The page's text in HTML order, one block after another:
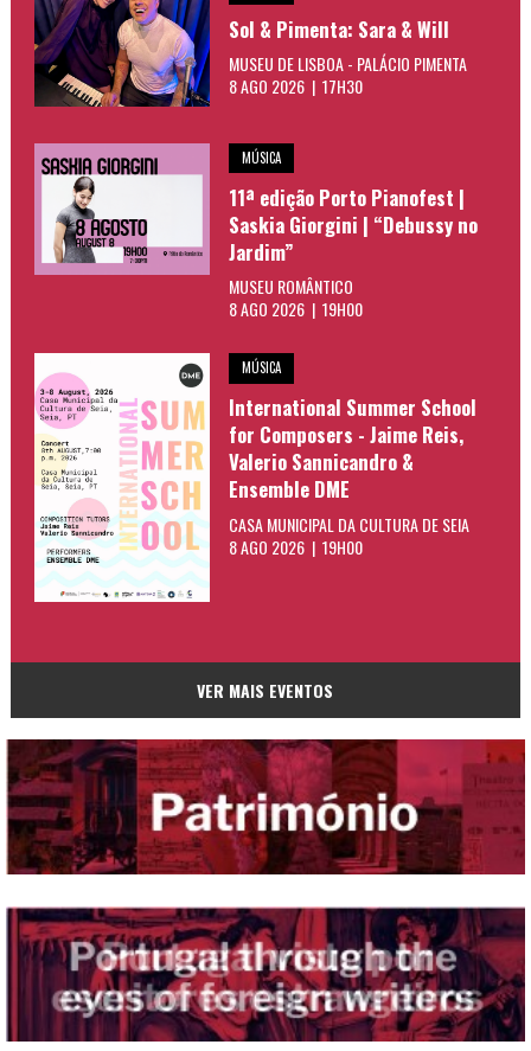
Sol & Pimenta: Sara & Will
MUSEU DE LISBOA - PALÁCIO PIMENTA
8 AGO 2026 | 17H30
MÚSICA
11ª edição Porto Pianofest |
Saskia Giorgini | “Debussy no
Jardim”
MUSEU ROMÂNTICO
8 AGO 2026 | 19H00
MÚSICA
International Summer School
for Composers - Jaime Reis,
Valerio Sannicandro &
Ensemble DME
CASA MUNICIPAL DA CULTURA DE SEIA
8 AGO 2026 | 19H00
VER MAIS EVENTOS